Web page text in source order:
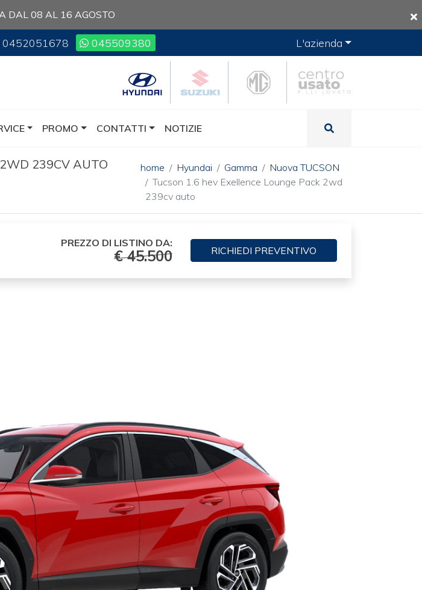
DAL 08 AL 16 AGOSTO
0452051678 045509380 L'azienda
PROMO CONTATTI NOTIZIE
239CV AUTO home Hyundai Gamma
Nuova TUCSON
Tucson 1.6 hev Exellence Lounge Pack 2wd
239cv auto
PREZZO DI LISTINO DA:
€ 45.500 RICHIEDI PREVENTIVO